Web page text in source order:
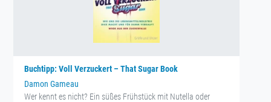
Buchtipp: Voll Verzuckert – That Sugar Book
Damon Gameau
Wer kennt es nicht? Ein süßes Frühstück mit Nutella oder